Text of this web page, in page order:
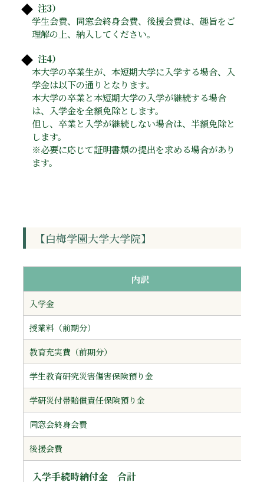
注3）
学生会費、同窓会終身会費、後援会費は、趣旨をご
理解の上、納入してください。
注4）
本大学の卒業生が、本短期大学に入学する場合、入
学金は以下の通りとなります。
本大学の卒業と本短期大学の入学が継続する場合
は、入学金を全額免除とします。
但し、卒業と入学が継続しない場合は、半額免除と
します。
※必要に応じて証明書類の提出を求める場合があり
ます。
【白梅学園大学大学院】
内訳
入学金
授業料（前期分）
教育充実費（前期分）
学生教育研究災害傷害保険預り金
学研災付帯賠償責任保険預り金
同窓会終身会費
後援会費
入学手続時納付金 合計